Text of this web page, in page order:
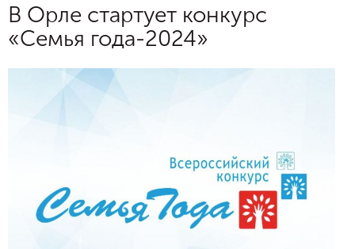
В Орле стартует конкурс
«Семья года-2024»